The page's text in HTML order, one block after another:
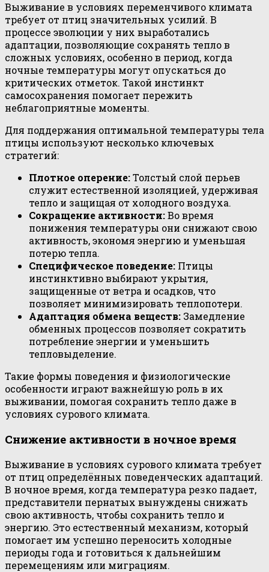
Выживание в условиях переменчивого климата
требует от птиц значительных усилий. В
процессе эволюции у них выработались
адаптации, позволяющие сохранять тепло в
сложных условиях, особенно в период, когда
ночные температуры могут опускаться до
критических отметок. Такой инстинкт
самосохранения помогает пережить
неблагоприятные моменты.
Для поддержания оптимальной температуры тела
птицы используют несколько ключевых
стратегий:
Плотное оперение:Толстый слой перьев
служит естественной изоляцией, удерживая
тепло и защищая от холодного воздуха.
Сокращение активности:Во время
понижения температуры они снижают свою
активность, экономя энергию и уменьшая
потерю тепла.
Специфическое поведение: Птицы
инстинктивно выбирают укрытия,
защищенные от ветра и осадков, что
позволяет минимизировать теплопотери.
Адаптация обмена веществ: Замедление
обменных процессов позволяет сократить
потребление энергии и уменьшить
тепловыделение.
Такие формы поведения и физиологические
особенности играют важнейшую роль в их
выживании, помогая сохранить тепло даже в
условиях сурового климата.
Снижение активности в ночное время
Выживание в условиях сурового климата требует
от птиц определённых поведенческих адаптаций.
В ночное время, когда температура резко падает,
представители пернатых вынуждены снижать
свою активность, чтобы сохранить тепло и
энергию. Это естественный механизм, который
помогает им успешно переносить холодные
периоды года и готовиться к дальнейшим
перемещениям или миграциям.